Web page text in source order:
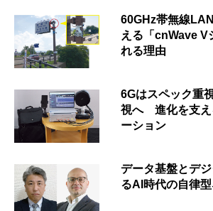
60GHz帯無線
える「cnWave V
れる理由
6Gはスペック重
視へ 進化を支え
ーション
データ基盤とデ
るAI時代の自律